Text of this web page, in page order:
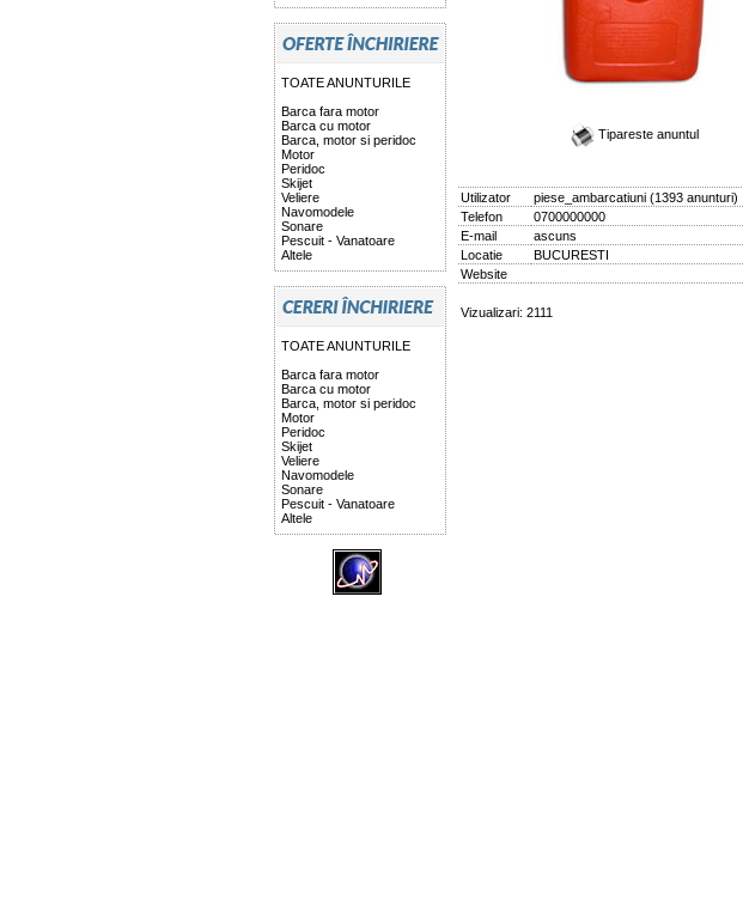
TOATE ANUNTURILE
Barca fara motor
Barca cu motor
Barca, motor si peridoc
Motor
Peridoc
Skijet
Veliere
Navomodele
Sonare
Pescuit - Vanatoare
Altele
TOATE ANUNTURILE
Barca fara motor
Barca cu motor
Barca, motor si peridoc
Motor
Peridoc
Skijet
Veliere
Navomodele
Sonare
Pescuit - Vanatoare
Altele
Tipareste anuntul
Utilizator
piese_ambarcatiuni(1393 anunturi)
Telefon
0700000000
E-mail
ascuns
Locatie
BUCURESTI
Website
Vizualizari: 2111